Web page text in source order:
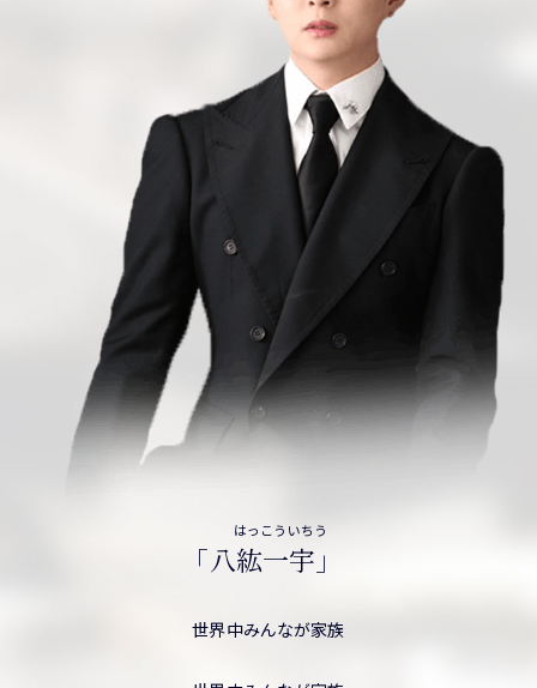
はっこういちう
「八紘一宇」
世界中みんなが家族